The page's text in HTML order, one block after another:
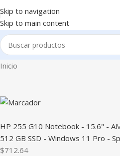
Skip to navigation
Skip to main content
Inicio
HP 255 G10 Notebook - 15.6" -
512 GB SSD - Windows 11 Pro -
$712.64